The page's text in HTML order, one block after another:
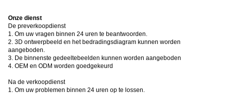
Onze dienst
De preverkoopdienst
1. Om uw vragen binnen 24 uren te beantwoorden.
2. 3D ontwerpbeeld en het bedradingsdiagram kunnen worden
aangeboden.
3. De binnenste gedeeltebeelden kunnen worden aangeboden
4. OEM en ODM worden goedgekeurd
Na de verkoopdienst
1. Om uw problemen binnen 24 uren op te lossen.